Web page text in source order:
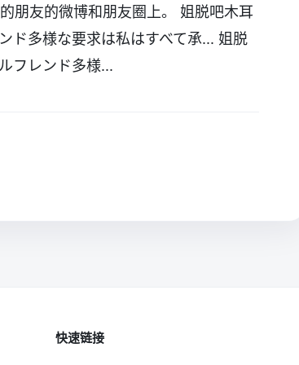
朋友的微博和朋友圈上。 姐脱吧木耳
ド多様な要求は私はすべて承... 姐脱
フレンド多様...
快速链接